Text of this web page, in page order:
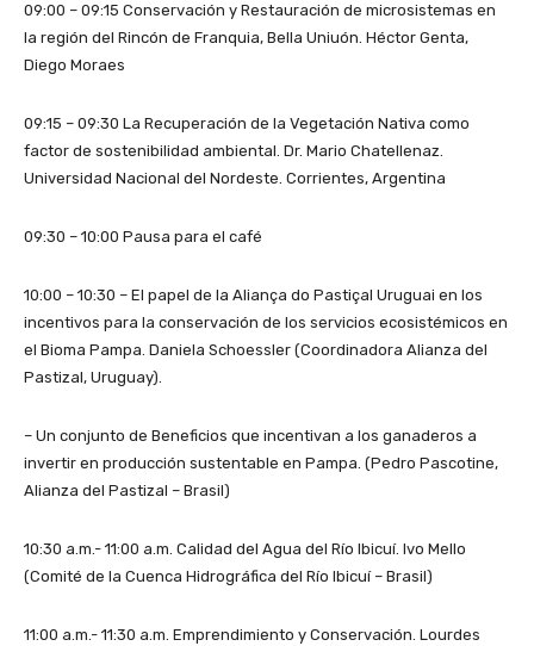
09:00 – 09:15 Conservación y Restauración de microsistemas en
la región del Rincón de Franquia, Bella Uniuón. Héctor Genta,
Diego Moraes
09:15 – 09:30 La Recuperación de la Vegetación Nativa como
factor de sostenibilidad ambiental. Dr. Mario Chatellenaz.
Universidad Nacional del Nordeste. Corrientes, Argentina
09:30 – 10:00 Pausa para el café
10:00 – 10:30 – El papel de la Aliança do Pastiçal Uruguai en los
incentivos para la conservación de los servicios ecosistémicos en
el Bioma Pampa. Daniela Schoessler (Coordinadora Alianza del
Pastizal, Uruguay).
– Un conjunto de Beneficios que incentivan a los ganaderos a
invertir en producción sustentable en Pampa. (Pedro Pascotine,
Alianza del Pastizal – Brasil)
10:30 a.m.- 11:00 a.m. Calidad del Agua del Río Ibicuí. Ivo Mello
(Comité de la Cuenca Hidrográfica del Río Ibicuí – Brasil)
11:00 a.m.- 11:30 a.m. Emprendimiento y Conservación. Lourdes